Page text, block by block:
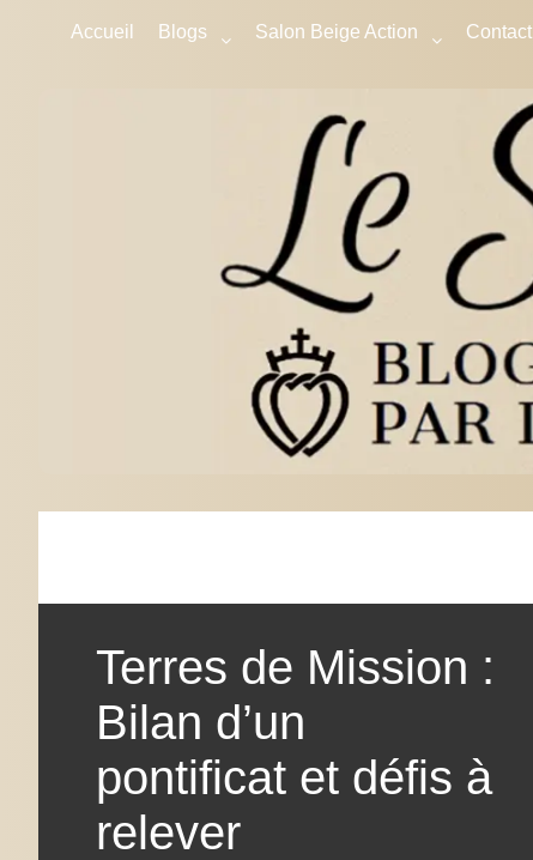
Accueil Blogs Salon Beige Action Contact
Terres de Mission :
Bilan d’un
pontificat et défis à
relever